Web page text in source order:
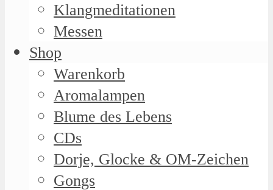
Klangmeditationen
Messen
Shop
Warenkorb
Aromalampen
Blume des Lebens
CDs
Dorje, Glocke & OM-Zeichen
Gongs